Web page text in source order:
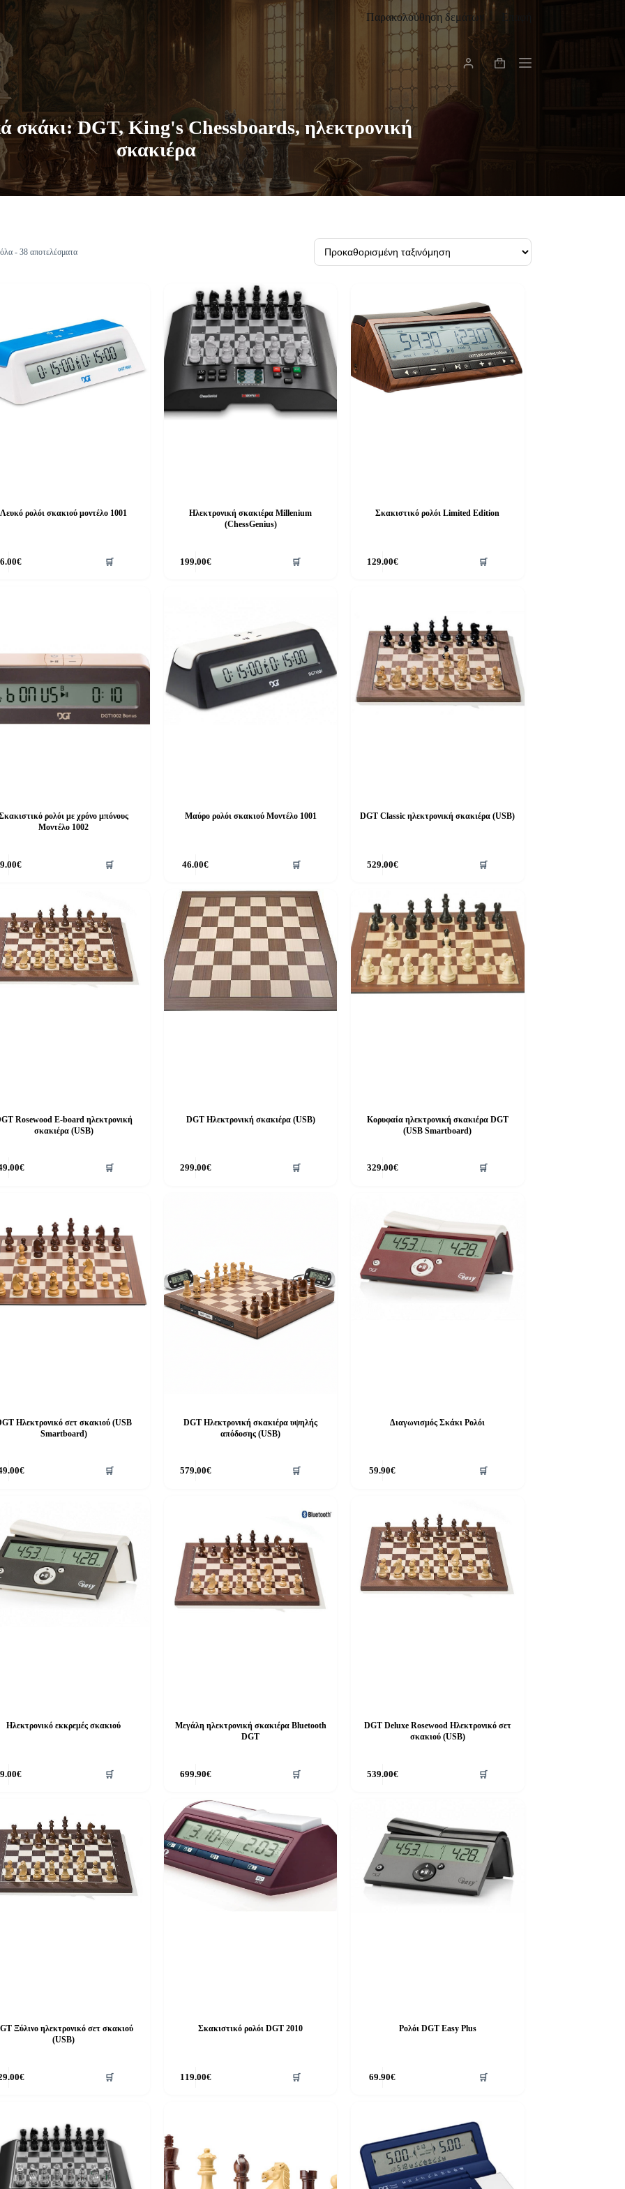
Παρακολούθηση δεμάτων Επαφή
Καλάθι
σκάκι: DGT, King's Chessboards, ηλεκτρονική
σκακιέρα
- 38 αποτελέσματα
Λευκό ρολόι σκακιού μοντέλο 1001
€ 🛒
Ηλεκτρονική σκακιέρα Millenium
(ChessGenius)
199.00€ 🛒
Σκακιστικό ρολόι Limited Edition
129.00€ 🛒
ρολόι με χρόνο μπόνους
Μοντέλο 1002
€ 🛒
Μαύρο ρολόι σκακιού Μοντέλο 1001
46.00€ 🛒
DGT Classic ηλεκτρονική σκακιέρα (USB)
529.00€ 🛒
Rosewood E-board ηλεκτρονική
σκακιέρα (USB)
€ 🛒
DGT Ηλεκτρονική σκακιέρα (USB)
299.00€ 🛒
Κορυφαία ηλεκτρονική σκακιέρα DGT
(USB Smartboard)
329.00€ 🛒
Ηλεκτρονικό σετ σκακιού (USB
Smartboard)
€ 🛒
DGT Ηλεκτρονική σκακιέρα υψηλής
απόδοσης (USB)
579.00€ 🛒
Διαγωνισμός Σκάκι Ρολόι
59.90€ 🛒
Ηλεκτρονικό εκκρεμές σκακιού
€ 🛒
Μεγάλη ηλεκτρονική σκακιέρα Bluetooth
DGT
699.90€ 🛒
DGT Deluxe Rosewood Ηλεκτρονικό σετ
σκακιού (USB)
539.00€ 🛒
Ξύλινο ηλεκτρονικό σετ σκακιού
(USB)
€ 🛒
Σκακιστικό ρολόι DGT 2010
119.00€ 🛒
Ρολόι DGT Easy Plus
69.90€ 🛒